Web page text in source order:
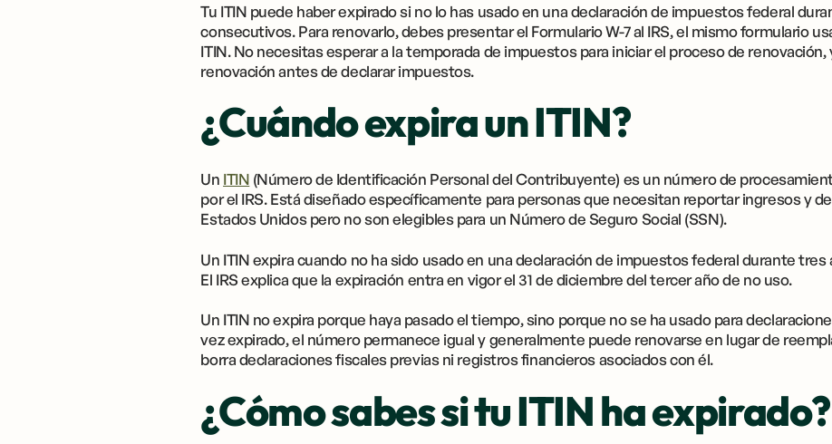
Tu ITIN puede haber expirado si no lo has usado en una declaración de impuestos federal
consecutivos. Para renovarlo, debes presentar el Formulario W-7 al IRS, el mismo formulario
ITIN. No necesitas esperar a la temporada de impuestos para iniciar el proceso de
renovación antes de declarar impuestos.
¿Cuándo expira un ITIN?
Un ITIN (Número de Identificación Personal del Contribuyente) es un número de
por el IRS. Está diseñado específicamente para personas que necesitan reportar ingresos y
Estados Unidos pero no son elegibles para un Número de Seguro Social (SSN).
Un ITIN expira cuando no ha sido usado en una declaración de impuestos federal durante
El IRS explica que la expiración entra en vigor el 31 de diciembre del tercer año de no uso.
Un ITIN no expira porque haya pasado el tiempo, sino porque no se ha usado para
vez expirado, el número permanece igual y generalmente puede renovarse en lugar de
borra declaraciones fiscales previas ni registros financieros asociados con él.
¿Cómo sabes si tu ITIN ha expirado?